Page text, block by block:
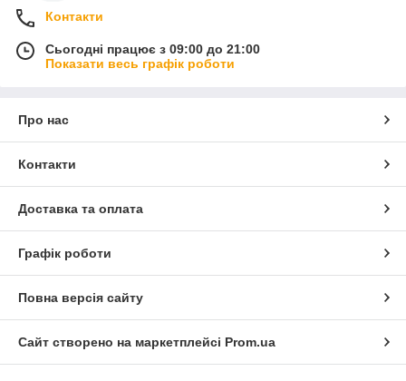
Контакти
Сьогодні працює з 09:00 до 21:00
Показати весь графік роботи
Про нас
Контакти
Доставка та оплата
Графік роботи
Повна версія сайту
Сайт створено на маркетплейсі Prom.ua